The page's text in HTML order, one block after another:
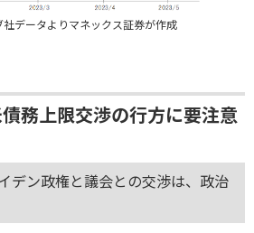
データよりマネックス証券が作成
務上限交渉の行方に要注意
デン政権と議会との交渉は、政治